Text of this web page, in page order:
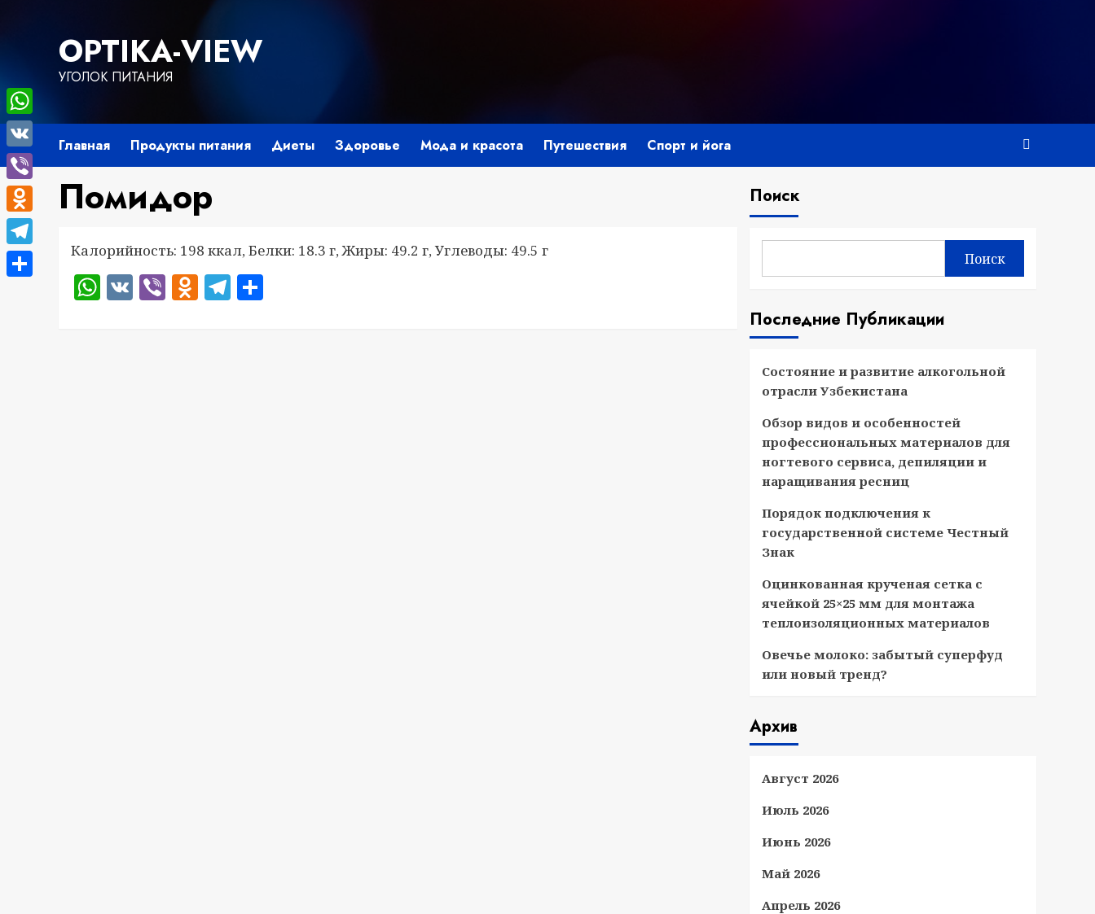
содержимомуOPTIKA-VIEW
УГОЛОК ПИТАНИЯ
Главная Продукты питания Диеты Здоровье Мода и красота Путешествия Спорт и йога
Помидор
Калорийность: 198 ккал, Белки: 18.3 г, Жиры: 49.2 г, Углеводы: 49.5 г
WhatsApp
VKViberOdnoklassniki
Telegram
Поиск
Поиск
Последние Публикации
Состояние и развитие алкогольной
отрасли Узбекистана
Обзор видов и особенностей
профессиональных материалов для
ногтевого сервиса, депиляции и
наращивания ресниц
Порядок подключения к
государственной системе Честный
Знак
Оцинкованная крученая сетка с
ячейкой 25×25 мм для монтажа
теплоизоляционных материалов
Овечье молоко: забытый суперфуд
или новый тренд?
Архив
Август 2026
Июль 2026
Июнь 2026
Май 2026
Апрель 2026
WhatsApp
VK
Viber
Odnoklassniki
Telegram
Отправить